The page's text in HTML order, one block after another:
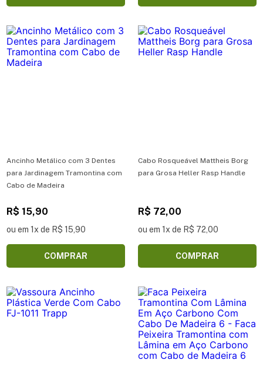
Ancinho Metálico com 3 Dentes
para Jardinagem Tramontina com
Cabo de Madeira
R$ 15,90
ou em 1x de R$ 15,90
COMPRAR
Cabo Rosqueável Mattheis Borg
para Grosa Heller Rasp Handle
R$ 72,00
ou em 1x de R$ 72,00
COMPRAR